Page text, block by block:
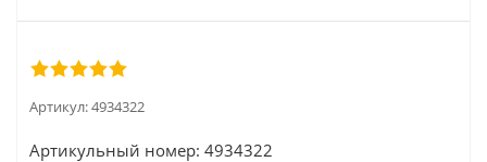
Артикул:4934322
Артикульный номер: 4934322